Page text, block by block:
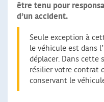
être tenu pour
d’un accident.
Seule exception à
le véhicule est dans
déplacer. Dans cette
résilier votre contrat
conservant le